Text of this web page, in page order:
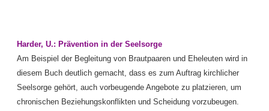
Harder, U.: Prävention in der Seelsorge
Am Beispiel der Begleitung von Brautpaaren und Eheleuten wird in
diesem Buch deutlich gemacht, dass es zum Auftrag kirchlicher
Seelsorge gehört, auch vorbeugende Angebote zu platzieren, um
chronischen Beziehungskonflikten und Scheidung vorzubeugen.